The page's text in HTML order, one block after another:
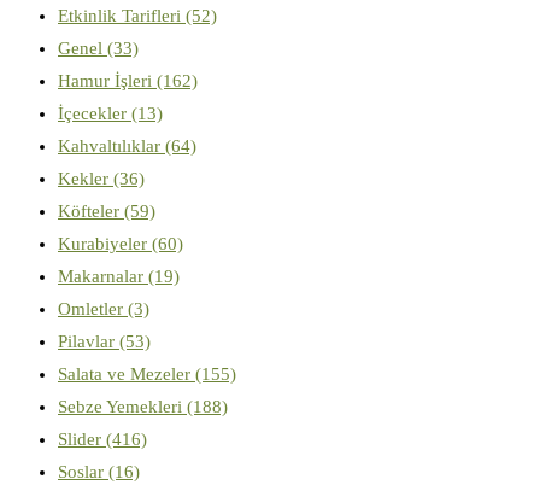
Etkinlik Tarifleri (52)
Genel (33)
Hamur İşleri (162)
İçecekler (13)
Kahvaltılıklar (64)
Kekler (36)
Köfteler (59)
Kurabiyeler (60)
Makarnalar (19)
Omletler (3)
Pilavlar (53)
Salata ve Mezeler (155)
Sebze Yemekleri (188)
Slider (416)
Soslar (16)